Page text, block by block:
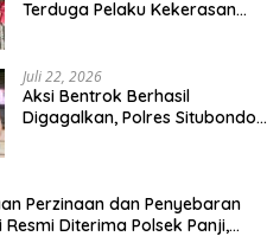
Terduga Pelaku Kekerasan
Juli 22, 2026
Aksi Bentrok Berhasil
Digagalkan, Polres Situbondo
Perzinaan dan Penyebaran
Diterima Polsek Panji,